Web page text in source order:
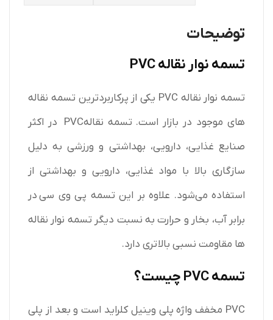
توضیحات
تسمه نوار نقاله PVC
تسمه نوار نقاله PVC یکی از پرکاربردترین تسمه نقاله‌
های موجود در بازار است. تسمه نقالهPVC در اکثر
صنایع غذایی، دارویی، بهداشتی و ورزشی به دلیل
سازگاری بالا با مواد غذایی، دارویی و بهداشتی از
استفاده می‌شود. علاوه بر این تسمه پی وی سی در
برابر آب، بخار و حرارت به نسبت دیگر تسمه نوار نقاله‌
ها مقاومت نسبی بالاتری دارد.
تسمهPVC چیست؟
PVC مخفف واژه پلی‌ وینیل‌ کلراید است و بعد از پلی